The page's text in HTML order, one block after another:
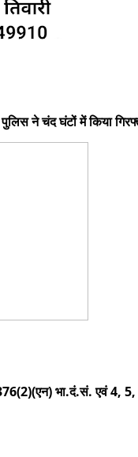
ने चंद घंटों में किया
376(2)(एन) भा.दं.सं. एवं 4,